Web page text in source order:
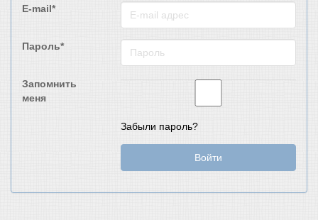
E-mail*
Пароль*
Запомнить
меня
Забыли пароль?
Войти